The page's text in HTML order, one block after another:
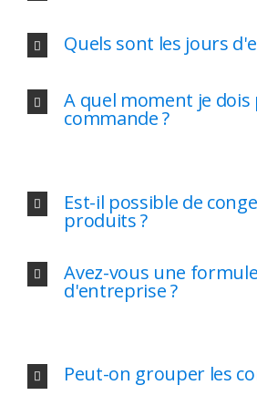
Quels sont les jours
A quel moment je dois
commande ?
Est-il possible de
produits ?
Avez-vous une
d'entreprise ?
Peut-on grouper les